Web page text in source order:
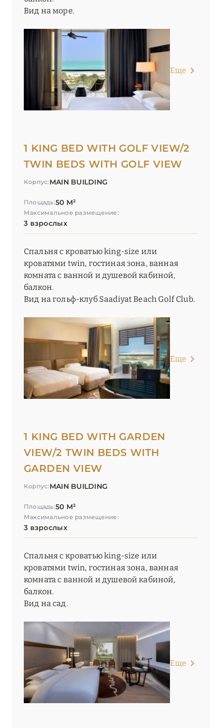
Вид на море.
Еще
1 KING BED WITH GOLF VIEW/2
TWIN BEDS WITH GOLF VIEW
Корпус: MAIN BUILDING
Площадь:50 М²
Максимальное размещение:
3 взрослых
Спальня с кроватью king-size или
кроватями twin, гостиная зона, ванная
комната с ванной и душевой кабиной,
балкон.
Вид на гольф-клуб Saadiyat Beach Golf Club.
Еще
1 KING BED WITH GARDEN
VIEW/2 TWIN BEDS WITH
GARDEN VIEW
Корпус: MAIN BUILDING
Площадь:50 М²
Максимальное размещение:
3 взрослых
Спальня с кроватью king-size или
кроватями twin, гостиная зона, ванная
комната с ванной и душевой кабиной,
балкон.
Вид на сад.
Еще